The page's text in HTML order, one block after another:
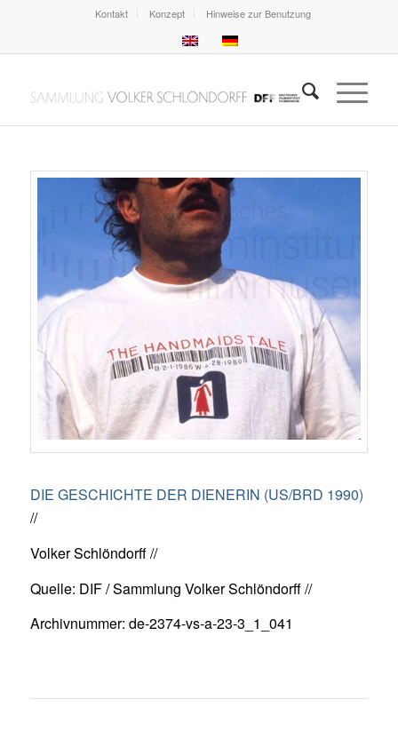
Kontakt Konzept Hinweise zur Benutzung
DIE GESCHICHTE DER DIENERIN (US/BRD 1990)
//
Volker Schlöndorff //
Quelle: DIF / Sammlung Volker Schlöndorff //
Archivnummer: de-2374-vs-a-23-3_1_041